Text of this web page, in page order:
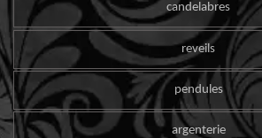
candelabres
reveils
pendules
argenterie